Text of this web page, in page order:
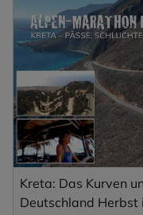
Kreta: Das Kurven
Deutschland Herbst